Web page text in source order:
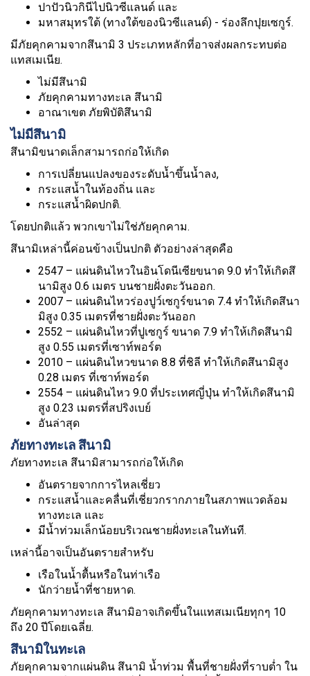
ปาปัวนิวกินีไปนิวซีแลนด์ และ
มหาสมุทรใต้ (ทางใต้ของนิวซีแลนด์) - ร่องลึกปุยเซกูร์.
มีภัยคุกคามจากสึนามิ 3 ประเภทหลักที่อาจส่งผลกระทบต่อ
แทสเมเนีย.
ไม่มีสึนามิ
ภัยคุกคามทางทะเล สึนามิ
อาณาเขต ภัยพิบัติสึนามิ
ไม่มีสึนามิ
สึนามิขนาดเล็กสามารถก่อให้เกิด
การเปลี่ยนแปลงของระดับน้ำขึ้นน้ำลง,
กระแสน้ำในท้องถิ่น และ
กระแสน้ำผิดปกติ.
โดยปกติแล้ว พวกเขาไม่ใช่ภัยคุกคาม.
สึนามิเหล่านี้ค่อนข้างเป็นปกติ ตัวอย่างล่าสุดคือ
2547 – แผ่นดินไหวในอินโดนีเซียขนาด 9.0 ทำให้เกิดสึ
นามิสูง 0.6 เมตร บนชายฝั่งตะวันออก.
2007 – แผ่นดินไหวร่องปูว์เซกูร์ขนาด 7.4 ทำให้เกิดสึนา
มิสูง 0.35 เมตรที่ชายฝั่งตะวันออก
2552 – แผ่นดินไหวที่ปูเซกูร์ ขนาด 7.9 ทำให้เกิดสึนามิ
สูง 0.55 เมตรที่เซาท์พอร์ต
2010 – แผ่นดินไหวขนาด 8.8 ที่ชิลี ทำให้เกิดสึนามิสูง
0.28 เมตร ที่เซาท์พอร์ต
2554 – แผ่นดินไหว 9.0 ที่ประเทศญี่ปุ่น ทำให้เกิดสึนามิ
สูง 0.23 เมตรที่สปริงเบย์
อันล่าสุด
ภัยทางทะเล สึนามิ
ภัยทางทะเล สึนามิสามารถก่อให้เกิด
อันตรายจากการไหลเชี่ยว
กระแสน้ำและคลื่นที่เชี่ยวกรากภายในสภาพแวดล้อม
ทางทะเล และ
มีน้ำท่วมเล็กน้อยบริเวณชายฝั่งทะเลในทันที.
เหล่านี้อาจเป็นอันตรายสำหรับ
เรือในน้ำตื้นหรือในท่าเรือ
นักว่ายน้ำที่ชายหาด.
ภัยคุกคามทางทะเล สึนามิอาจเกิดขึ้นในแทสเมเนียทุกๆ 10
ถึง 20 ปีโดยเฉลี่ย.
สึนามิในทะเล
ภัยคุกคามจากแผ่นดิน สึนามิ น้ำท่วม พื้นที่ชายฝั่งที่ราบต่ำ ใน